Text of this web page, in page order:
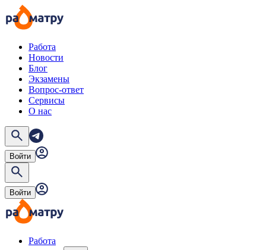
Работа
Новости
Блог
Экзамены
Вопрос-ответ
Сервисы
О нас
Войти
Войти
Работа